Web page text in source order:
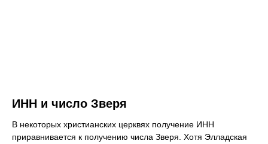
ИНН и число Зверя
В некоторых христианских церквях получение ИНН
приравнивается к получению числа Зверя. Хотя Элладская